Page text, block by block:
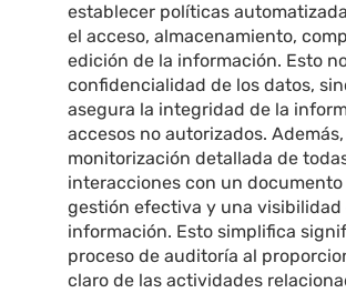
establecer políticas
el acceso, almacenamiento,
edición de la información. Esto
confidencialidad de los datos,
asegura la integridad de la
accesos no autorizados. Además,
monitorización detallada de
interacciones con un
gestión efectiva y una visibilidad
información. Esto simplifica
proceso de auditoría al
claro de las actividades